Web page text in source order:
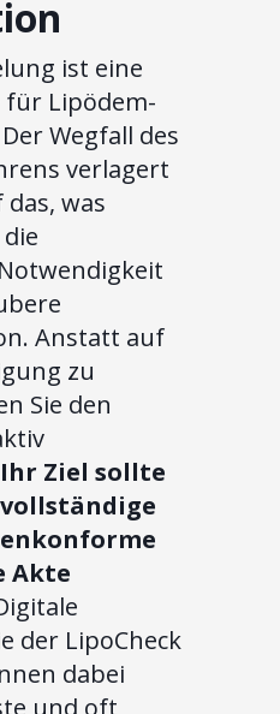
ist eine
für Lipödem-
Wegfall des
verlagert
was
Anstatt auf
zu
Sie den
Ihr Ziel sollte
Akte
der LipoCheck
dabei
und oft